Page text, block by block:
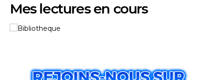
Mes lectures en cours